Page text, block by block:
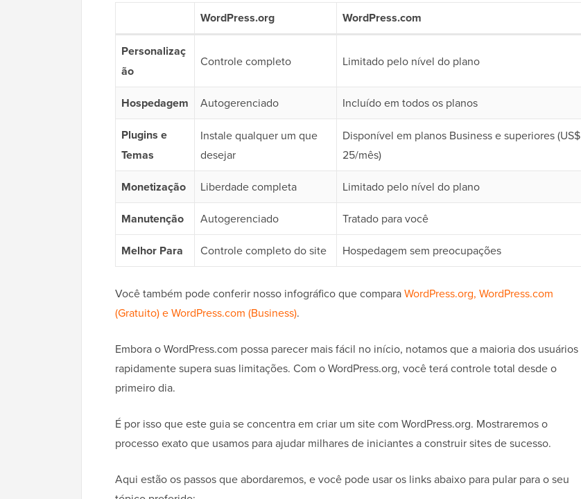
WordPress.org WordPress.com
Personalizaç
ão
Controle completo Limitado pelo nível do plano
Hospedagem Autogerenciado Incluído em todos os planos
Plugins e
Temas
Instale qualquer um que
desejar
Disponível em planos Business e superiores (US$
25/mês)
Monetização Liberdade completa Limitado pelo nível do plano
Manutenção Autogerenciado Tratado para você
Melhor Para Controle completo do site Hospedagem sem preocupações
Você também pode conferir nosso infográfico que comparaWordPress.org, WordPress.com
(Gratuito) e WordPress.com (Business).
Embora o WordPress.com possa parecer mais fácil no início, notamos que a maioria dos usuários
rapidamente supera suas limitações. Com o WordPress.org, você terá controle total desde o
primeiro dia.
É por isso que este guia se concentra em criar um site com WordPress.org. Mostraremos o
processo exato que usamos para ajudar milhares de iniciantes a construir sites de sucesso.
Aqui estão os passos que abordaremos, e você pode usar os links abaixo para pular para o seu